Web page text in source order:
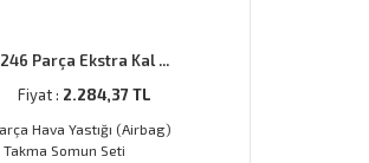
246 Parça Ekstra Kal ...
Fiyat : 2.284,37 TL